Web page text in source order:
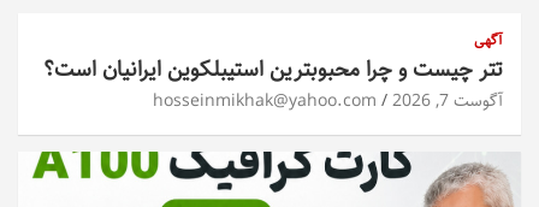
آگهی
تتر چیست و چرا محبوبترین استیبلکوین ایرانیان است؟
آگوست 7, 2026 hosseinmikhak@yahoo.com